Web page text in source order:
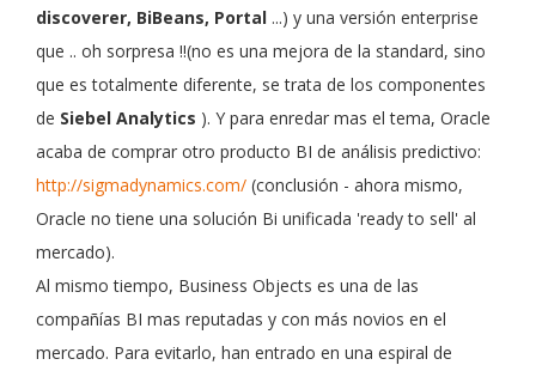
discoverer, BiBeans, Portal ...) y una versión enterprise
que .. oh sorpresa !!(no es una mejora de la standard, sino
que es totalmente diferente, se trata de los componentes
de Siebel Analytics ). Y para enredar mas el tema, Oracle
acaba de comprar otro producto BI de análisis predictivo:
http://sigmadynamics.com/ (conclusión - ahora mismo,
Oracle no tiene una solución Bi unificada 'ready to sell' al
mercado).
Al mismo tiempo, Business Objects es una de las
compañías BI mas reputadas y con más novios en el
mercado. Para evitarlo, han entrado en una espiral de